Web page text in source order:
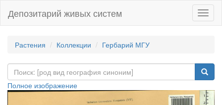
Депозитарий живых систем
Растения Коллекции Гербарий МГУ
Полное изображение